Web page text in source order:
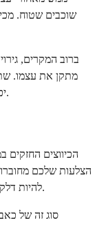
שוכבים שטוח.
מתקן את עצמו.
יכולים לעזור להקל על אי הנוחות במהלך ההתאוששות.
הכיווצים
הצלעות שלכם
להיות דלקתיים או מתוחים כאשר הם נחשפים ללחץ אינטנסיבי.
סוג זה של